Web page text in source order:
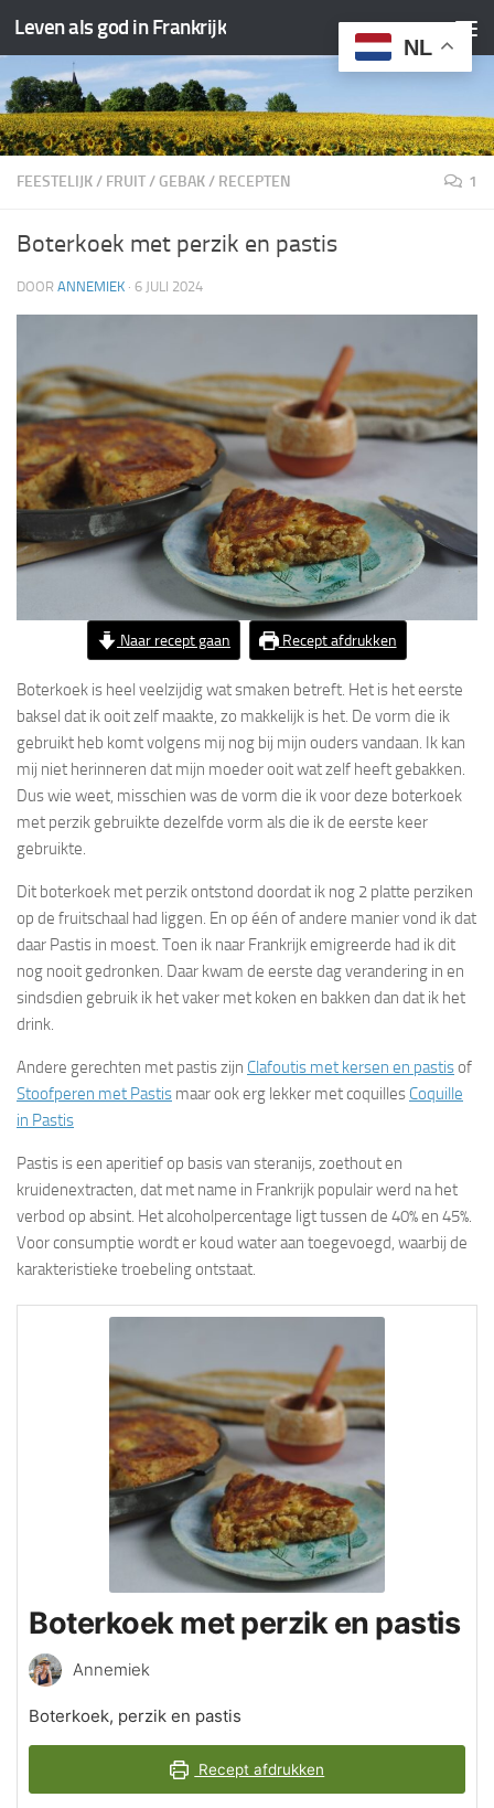
Doorgaan naar inhoud
Leven als god in Frankrijk
FEESTELIJK/ FRUIT/ GEBAK/ RECEPTEN 1
Boterkoek met perzik en pastis
DOOR ANNEMIEK · 6 JULI 2024
Naar recept gaan Recept afdrukken
Boterkoek is heel veelzijdig wat smaken betreft. Het is het eerste
baksel dat ik ooit zelf maakte, zo makkelijk is het. De vorm die ik
gebruikt heb komt volgens mij nog bij mijn ouders vandaan. Ik kan
mij niet herinneren dat mijn moeder ooit wat zelf heeft gebakken.
Dus wie weet, misschien was de vorm die ik voor deze boterkoek
met perzik gebruikte dezelfde vorm als die ik de eerste keer
gebruikte.
Dit boterkoek met perzik ontstond doordat ik nog 2 platte perziken
op de fruitschaal had liggen. En op één of andere manier vond ik dat
daar Pastis in moest. Toen ik naar Frankrijk emigreerde had ik dit
nog nooit gedronken. Daar kwam de eerste dag verandering in en
sindsdien gebruik ik het vaker met koken en bakken dan dat ik het
drink.
Andere gerechten met pastis zijn Clafoutis met kersen en pastisof
Stoofperen met Pastis maar ook erg lekker met coquilles Coquille
in Pastis
Pastis is een aperitief op basis van steranijs, zoethout en
kruidenextracten, dat met name in Frankrijk populair werd na het
verbod op absint. Het alcoholpercentage ligt tussen de 40% en 45%.
Voor consumptie wordt er koud water aan toegevoegd, waarbij de
karakteristieke troebeling ontstaat.
Boterkoek met perzik en pastis
Annemiek
Boterkoek, perzik en pastis
Recept afdrukken
NL